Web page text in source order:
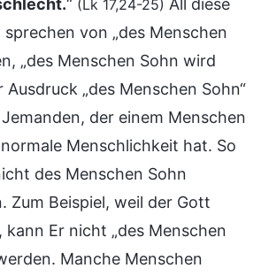
(Lk 17,24-25)
von „des Menschen
„des Menschen Sohn wird
Ausdruck „des Menschen Sohn“
der einem Menschen
Menschlichkeit hat. So
des Menschen Sohn
Zum Beispiel, weil der Gott
kann Er nicht „des Menschen
Manche Menschen